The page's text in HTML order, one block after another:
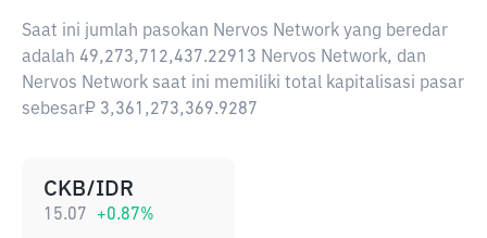
Saat ini jumlah pasokan Nervos Network yang beredar
adalah 49,273,712,437.22913 Nervos Network, dan
Nervos Network saat ini memiliki total kapitalisasi pasar
sebesar₽ 3,361,273,369.9287
CKB/IDR
15.07 +0.87%